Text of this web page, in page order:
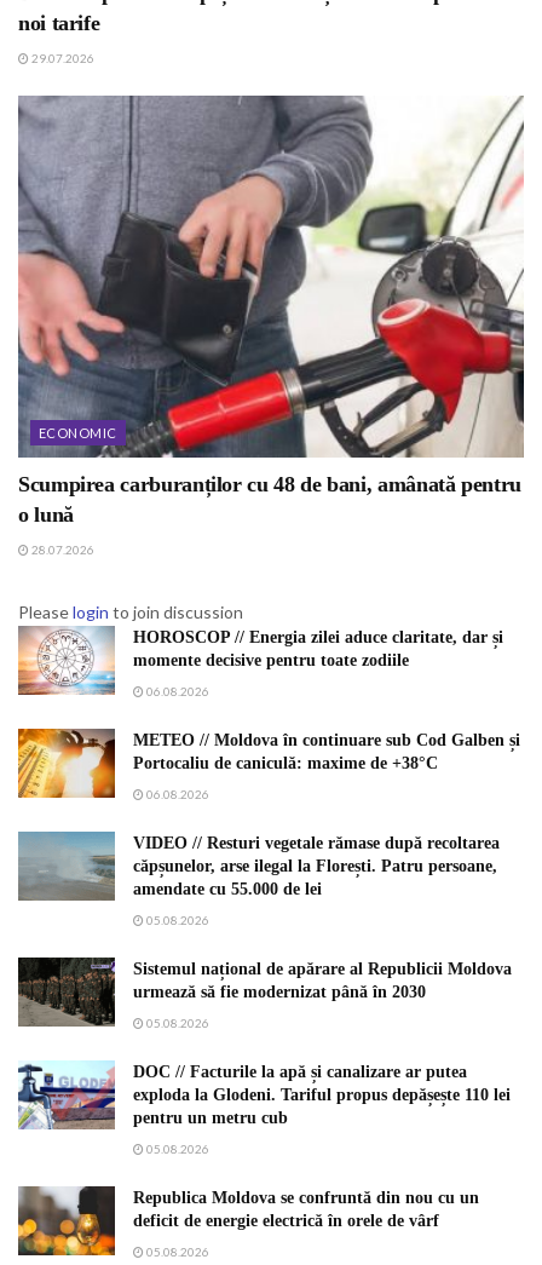
noi tarife
29.07.2026
ECONOMIC
Scumpirea carburanților cu 48 de bani, amânată pentru
o lună
28.07.2026
Pleaselogin to join discussion
HOROSCOP // Energia zilei aduce claritate, dar și
momente decisive pentru toate zodiile
06.08.2026
METEO // Moldova în continuare sub Cod Galben și
Portocaliu de caniculă: maxime de +38°C
06.08.2026
VIDEO // Resturi vegetale rămase după recoltarea
căpșunelor, arse ilegal la Florești. Patru persoane,
amendate cu 55.000 de lei
05.08.2026
Sistemul național de apărare al Republicii Moldova
urmează să fie modernizat până în 2030
05.08.2026
DOC // Facturile la apă și canalizare ar putea
exploda la Glodeni. Tariful propus depășește 110 lei
pentru un metru cub
05.08.2026
Republica Moldova se confruntă din nou cu un
deficit de energie electrică în orele de vârf
05.08.2026